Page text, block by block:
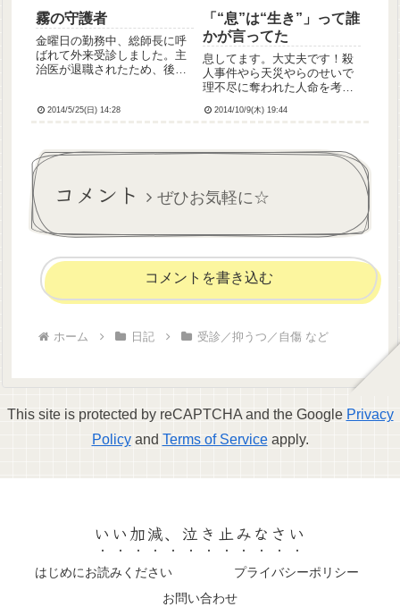
霧の守護者
金曜日の勤務中、総師長に呼
ばれて外来受診しました。主
治医が退職されたため、後任
こと調子が悪いと勤務中なの
師に嫌われているのではない
か、陰...
2014/5/25(日) 14:28
「“息”は“生き”」って誰
かが言ってた
息してます。大丈夫です！殺
人事件やら天災やらのせいで
理不尽に奪われた人命を考え
ばかりじゃダメだと思いまし
に連動したパターンがあるよ
でそれ...
2014/10/9(木) 19:44
コメント ぜひお気軽に☆
コメントを書き込む
ホーム 日記 受診／抑うつ／自傷 など
This site is protected by reCAPTCHA and the Google Privacy
Policyand Terms of Serviceapply.
いい加減、泣き止みなさい
はじめにお読みください
プライバシーポリシー
お問い合わせ